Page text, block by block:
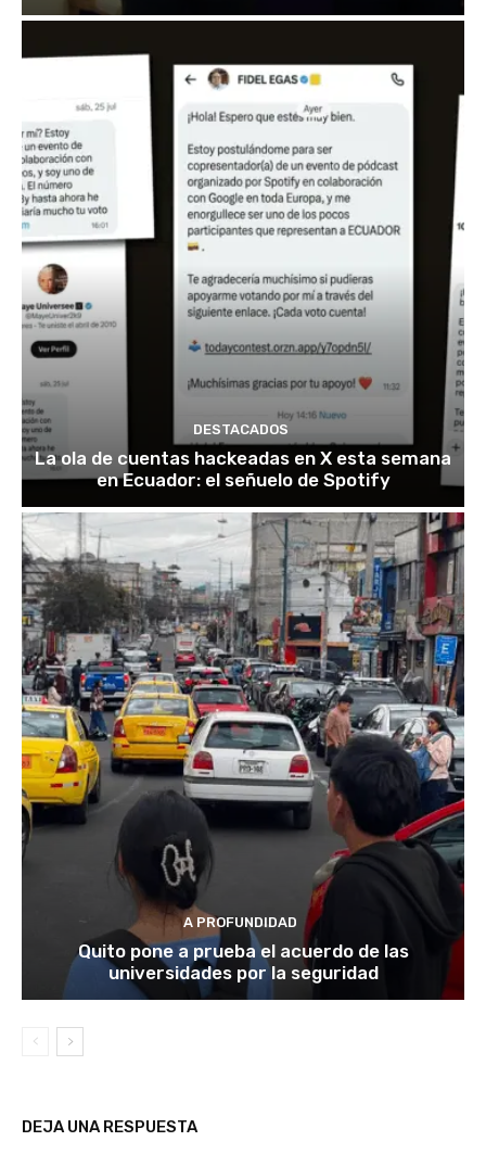
DESTACADOS
La ola de cuentas hackeadas en X esta semana
en Ecuador: el señuelo de Spotify
A PROFUNDIDAD
Quito pone a prueba el acuerdo de las
universidades por la seguridad
DEJA UNA RESPUESTA